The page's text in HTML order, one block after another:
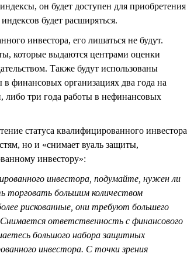
он будет доступен для приобретения
будет расширяться.
инвестора, его лишаться не будут.
которые выдаются центрами оценки
Также будут использованы
финансовых организациях два года на
либо три года работы в нефинансовых
статуса квалифицированного инвестора
но и «снимает вуаль защиты,
инвестору»:
инвестора, подумайте, нужен ли
торговать большим количеством
рискованные, они требуют большего
ответственность с финансового
большого набора защитных
инвестора. С точки зрения